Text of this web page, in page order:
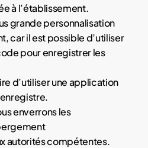
à l’établissement.
grande personnalisation
car il est possible d’utiliser
pour enregistrer les
d’utiliser une application
enverrons les
autorités compétentes.